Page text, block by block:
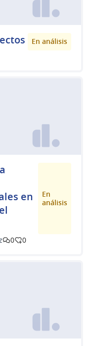
En análisis
en
En
análisis
0 0